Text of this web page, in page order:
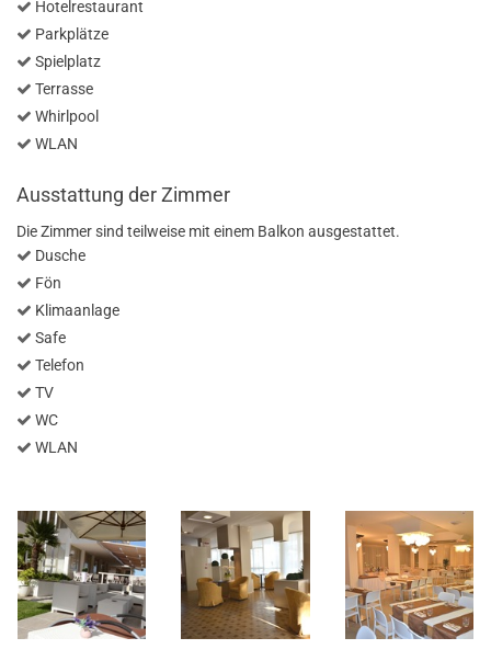
Hotelrestaurant
Parkplätze
Spielplatz
Terrasse
Whirlpool
WLAN
Ausstattung der Zimmer
Die Zimmer sind teilweise mit einem Balkon ausgestattet.
Dusche
Fön
Klimaanlage
Safe
Telefon
TV
WC
WLAN